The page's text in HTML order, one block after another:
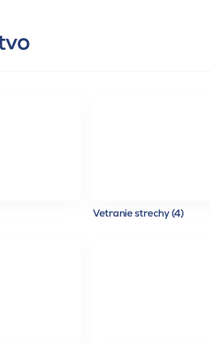
Vetranie strechy (4)